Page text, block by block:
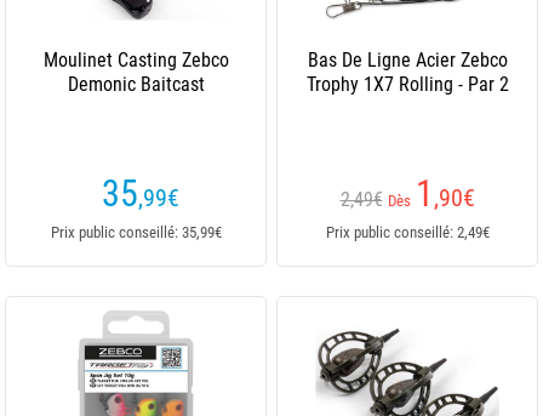
Moulinet Casting Zebco
Demonic Baitcast
35,99€
Prix public conseillé: 35,99€
Bas De Ligne Acier Zebco
Trophy 1X7 Rolling - Par 2
2,49€ Dès 1 ,90€
Prix public conseillé: 2,49€